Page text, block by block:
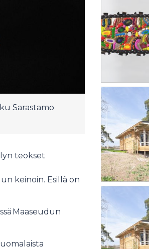
Sarastamo
teokset
keinoin. Esillä on
Maaseudun